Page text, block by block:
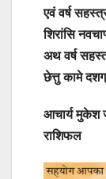
एवं वर्ष
शिरांसि
अथ वर्ष
छेत्तु कामे
आचार्य मुकेश
राशिफल